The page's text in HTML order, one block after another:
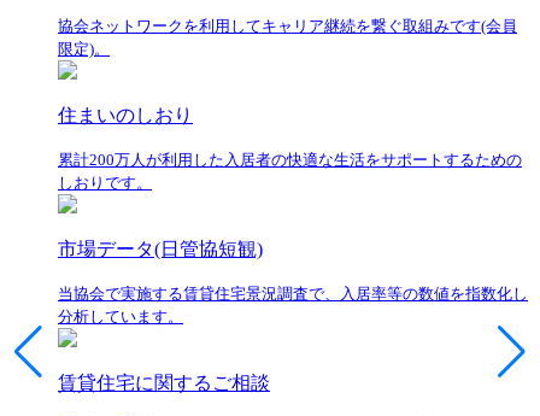
協会ネットワークを利用してキャリア継続を繋ぐ取組みです(会員
限定)。
住まいのしおり
累計200万人が利用した入居者の快適な生活をサポートするための
しおりです。
市場データ(日管協短観)
当協会で実施する賃貸住宅景況調査で、入居率等の数値を指数化し
分析しています。
賃貸住宅に関するご相談